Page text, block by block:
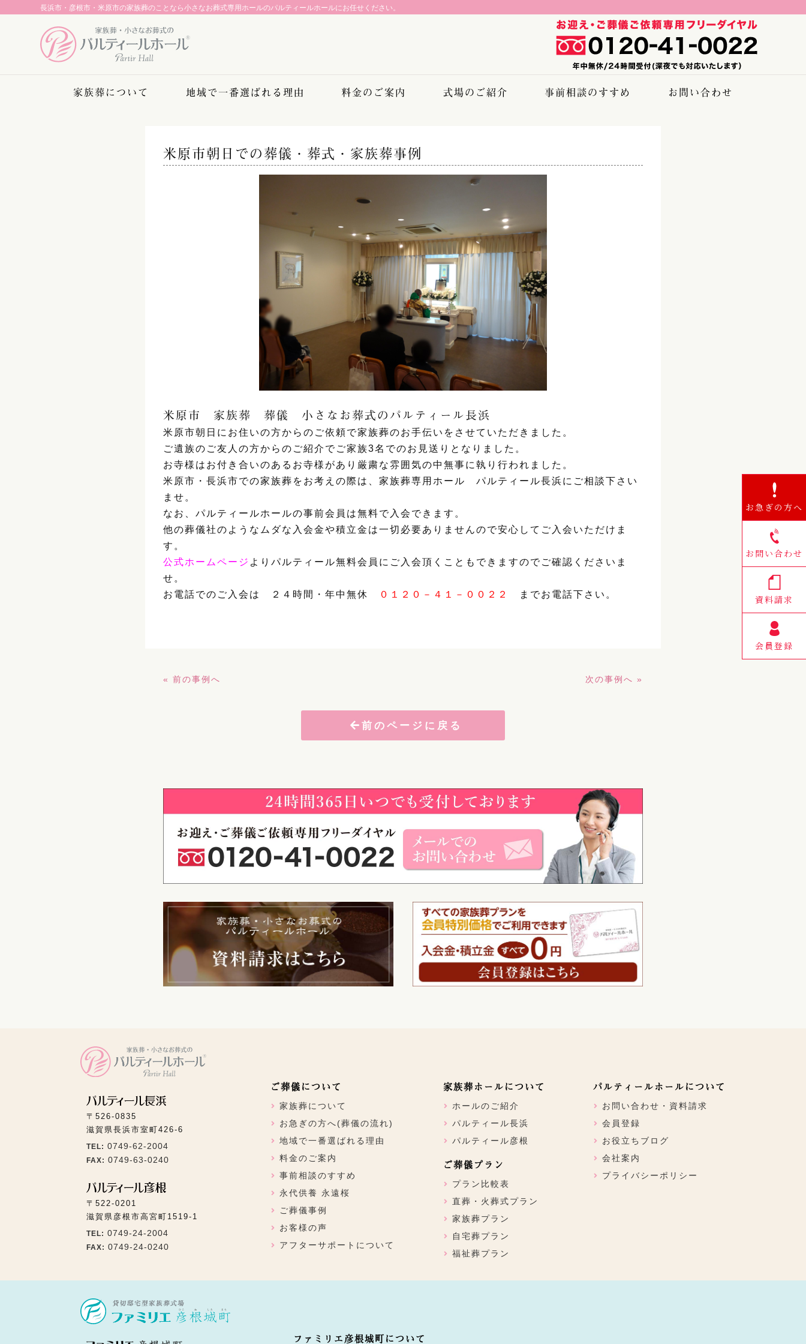
長浜市・彦根市・米原市の家族葬のことなら小さなお葬式専用ホールのパルティールホールにお任せください。
家族葬について 地域で一番選ばれる理由 料金のご案内 式場のご紹介 事前相談のすすめ お問い合わせ
米原市朝日での葬儀・葬式・家族葬事例
米原市 家族葬 葬儀 小さなお葬式のパルティール長浜
米原市朝日にお住いの方からのご依頼で家族葬のお手伝いをさせていただきました。
ご遺族のご友人の方からのご紹介でご家族3名でのお見送りとなりました。
お寺様はお付き合いのあるお寺様があり厳粛な雰囲気の中無事に執り行われました。
米原市・長浜市での家族葬をお考えの際は、家族葬専用ホール パルティール長浜にご相談下さい
ませ。
なお、パルティールホールの事前会員は無料で入会できます。
他の葬儀社のようなムダな入会金や積立金は一切必要ありませんので安心してご入会いただけま
す。
公式ホームページ よりパルティール無料会員にご入会頂くこともできますのでご確認くださいま
せ。
お電話でのご入会は ２４時間・年中無休
０１２０－４１－００２２ までお電話下さい。
« 前の事例へ 次の事例へ »
前のページに戻る
お急ぎの方へ
お問い合わせ
資料請求
会員登録
〒526-0835
滋賀県長浜市室町426-6
TEL: 0749-62-2004
FAX: 0749-63-0240
〒522-0201
滋賀県彦根市高宮町1519-1
TEL: 0749-24-2004
FAX: 0749-24-0240
ご葬儀について
家族葬について
お急ぎの方へ(葬儀の流れ)
地域で一番選ばれる理由
料金のご案内
事前相談のすすめ
永代供養 永遠桜
ご葬儀事例
お客様の声
アフターサポートについて
家族葬ホールについて
ホールのご紹介
パルティール長浜
パルティール彦根
ご葬儀プラン
プラン比較表
直葬・火葬式プラン
家族葬プラン
自宅葬プラン
福祉葬プラン
パルティールホールについて
お問い合わせ・資料請求
会員登録
お役立ちブログ
会社案内
プライバシーポリシー
ファミリエ彦根城町について